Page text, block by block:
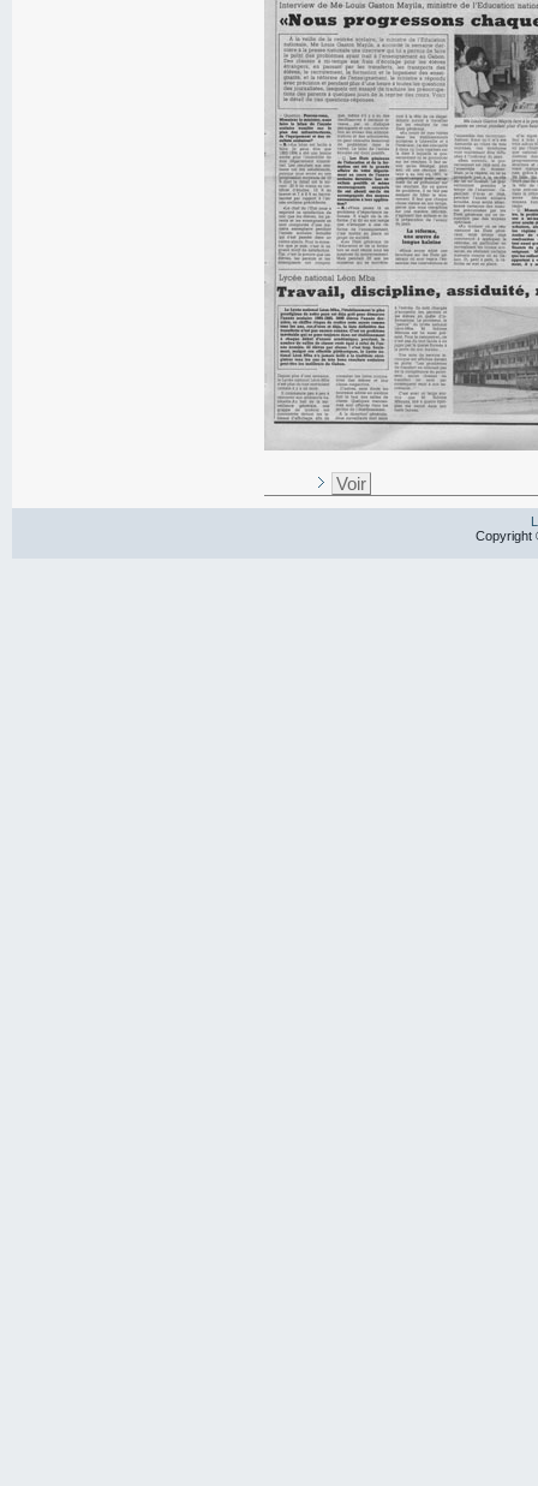
Voir
Copyright